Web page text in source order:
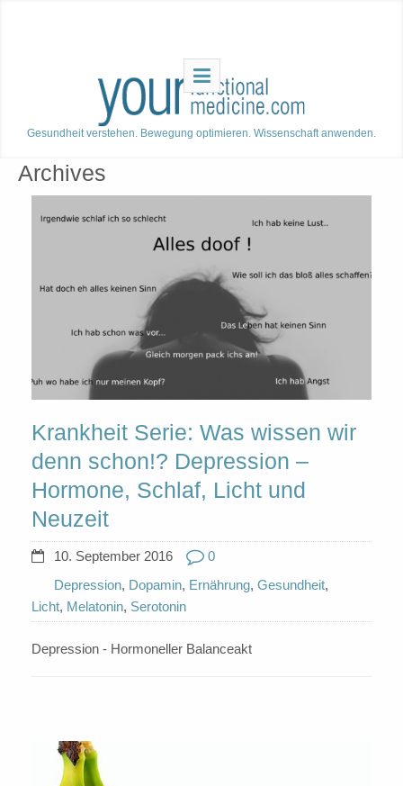
Gesundheit verstehen. Bewegung optimieren. Wissenschaft anwenden.
Archives
Krankheit Serie: Was wissen wir
denn schon!? Depression –
Hormone, Schlaf, Licht und
Neuzeit
10. September 2016
0
Depression, Dopamin, Ernährung, Gesundheit,
Licht, Melatonin, Serotonin
Depression - Hormoneller Balanceakt